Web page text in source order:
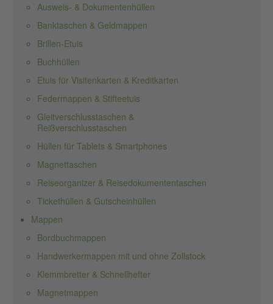
Ausweis- & Dokumentenhüllen
Banktaschen & Geldmappen
Brillen-Etuis
Buchhüllen
Etuis für Visitenkarten & Kreditkarten
Federmappen & Stifteetuis
Gleitverschlusstaschen &
Reißverschlusstaschen
Hüllen für Tablets & Smartphones
Magnettaschen
Reiseorganizer & Reisedokumententaschen
Tickethüllen & Gutscheinhüllen
Mappen
Bordbuchmappen
Handwerkermappen mit und ohne Zollstock
Klemmbretter & Schnellhefter
Magnetmappen